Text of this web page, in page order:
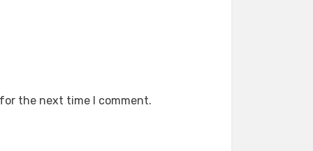
the next time I comment.